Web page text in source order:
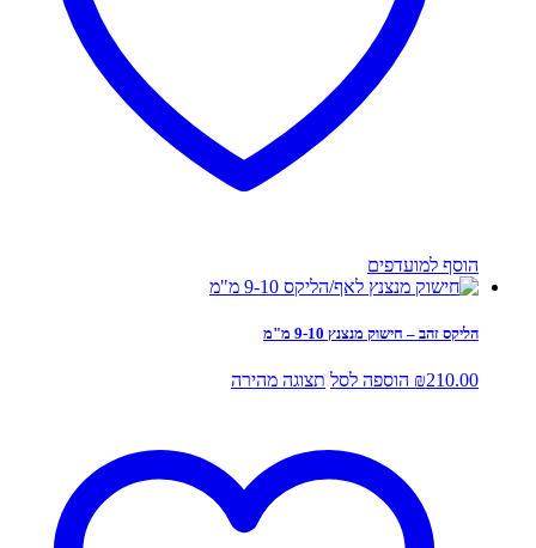
הוסף למועדפים
הליקס זהב – חישוק מנצנץ 9-10 מ"מ
₪210.00 הוספה לסל תצוגה מהירה